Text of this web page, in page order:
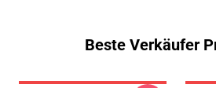
Beste Verkäufer